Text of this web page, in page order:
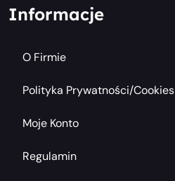
Informacje
O Firmie
Polityka Prywatności/cookies
Moje Konto
Regulamin